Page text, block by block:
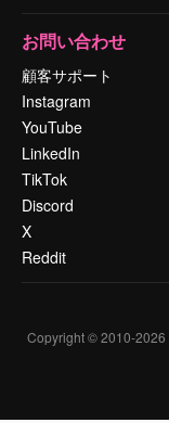
お問い合わせ
顧客サポート
Instagram
YouTube
LinkedIn
TikTok
Discord
X
Reddit
Copyright © 2010-2026